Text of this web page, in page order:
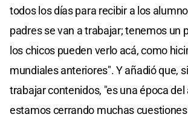
todos los días para recibir a los
padres se van a trabajar; tenemos un
los chicos pueden verlo acá, como
mundiales anteriores". Y añadió que,
trabajar contenidos, "es una época del
estamos cerrando muchas